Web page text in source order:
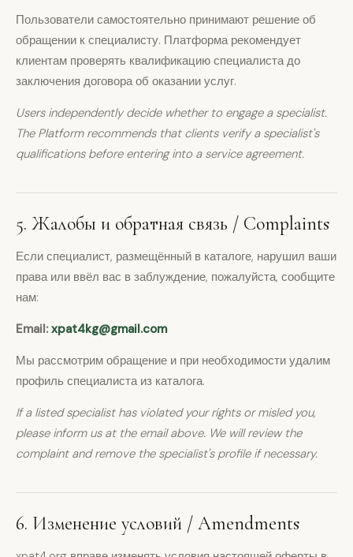
Пользователи самостоятельно принимают решение об
обращении к специалисту. Платформа рекомендует
клиентам проверять квалификацию специалиста до
заключения договора об оказании услуг.
Users independently decide whether to engage a specialist.
The Platform recommends that clients verify a specialist's
qualifications before entering into a service agreement.
5. Жалобы и обратная связь / Complaints
Если специалист, размещённый в каталоге, нарушил ваши
права или ввёл вас в заблуждение, пожалуйста, сообщите
нам:
Email: xpat4kg@gmail.com
Мы рассмотрим обращение и при необходимости удалим
профиль специалиста из каталога.
If a listed specialist has violated your rights or misled you,
please inform us at the email above. We will review the
complaint and remove the specialist's profile if necessary.
6. Изменение условий / Amendments